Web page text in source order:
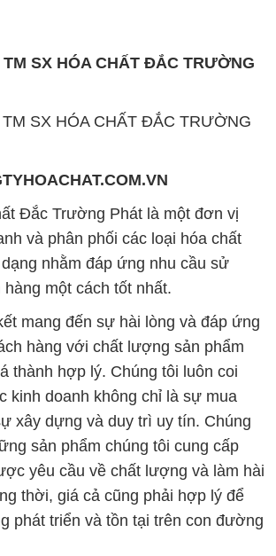
SX HÓA CHẤT ĐẮC TRƯỜNG
SX HÓA CHẤT ĐẮC TRƯỜNG
Đắc Trường Phát là một đơn vị
và phân phối các loại hóa chất
nhằm đáp ứng nhu cầu sử
một cách tốt nhất.
mang đến sự hài lòng và đáp ứng
hàng với chất lượng sản phẩm
thành hợp lý. Chúng tôi luôn coi
kinh doanh không chỉ là sự mua
xây dựng và duy trì uy tín. Chúng
sản phẩm chúng tôi cung cấp
yêu cầu về chất lượng và làm hài
thời, giá cả cũng phải hợp lý để
phát triển và tồn tại trên con đường